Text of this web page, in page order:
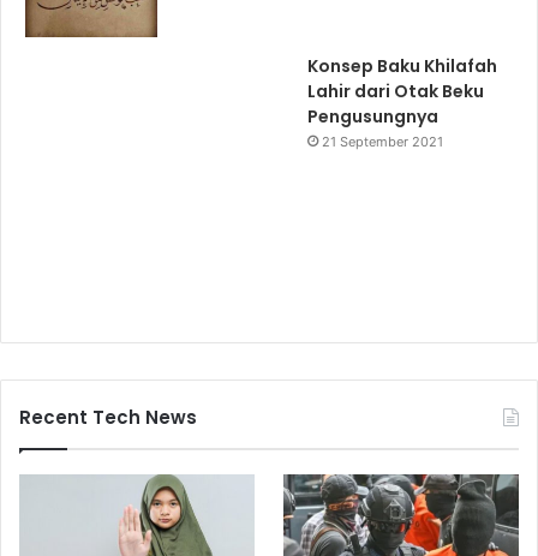
Konsep Baku Khilafah
Lahir dari Otak Beku
Pengusungnya
21 September 2021
Recent Tech News